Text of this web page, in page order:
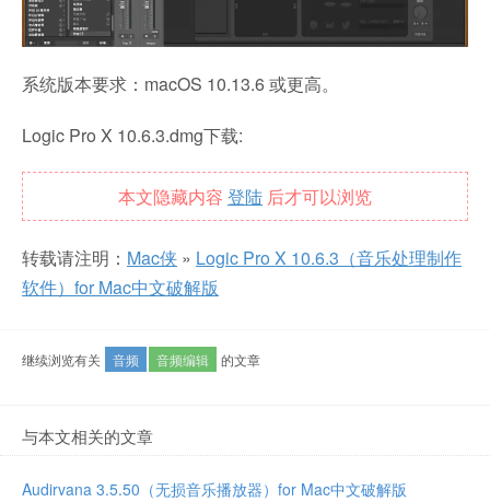
系统版本要求：macOS 10.13.6 或更高。
Logic Pro X 10.6.3.dmg下载:
本文隐藏内容 登陆 后才可以浏览
转载请注明： Mac侠 » Logic Pro X 10.6.3（音乐处理制作
软件）for Mac中文破解版
继续浏览有关 音频 音频编辑 的文章
与本文相关的文章
Audirvana 3.5.50（无损音乐播放器）for Mac中文破解版